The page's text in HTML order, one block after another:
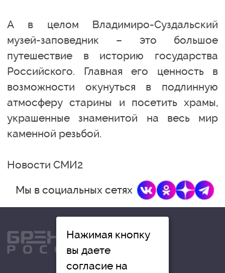
А в целом Владимиро-Суздальский
музей-заповедник – это большое
путешествие в историю государства
Российского. Главная его ценность в
возможности окунуться в подлинную
атмосферу старины и посетить храмы,
украшенные знаменитой на весь мир
каменной резьбой.
Новости СМИ2
Мы в социальных сетях
Нажимая кнопку
вы даете
согласие на